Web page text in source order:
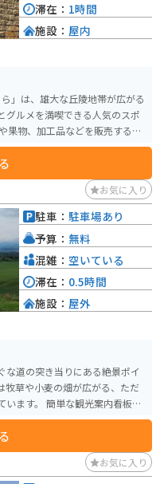
」は、雄大な丘陵地帯が広がる
グルメを満喫できる人気のスポ
トクリームやスイーツが人気の
できる「展望台」などがありま
おすすめです。 美瑛は、
ッチワークの路」「ケンとメ
ポットとしても人気です。道の
へのアクセスも良く、観光拠点
ーズやヨーグルトなどの乳製
これらの特産品を購入すること
滞在： 1時間
施設： 屋内
お気に入り
な道の突き当りにある絶景ポイ
牧草や小麦の畑が広がる、ただ
案内看板が
り、しっかりと整備されている
に訪れましょう。
駐車： 駐車場あり
予算： 無料
混雑： 空いている
滞在： 0.5時間
施設： 屋外
お気に入り